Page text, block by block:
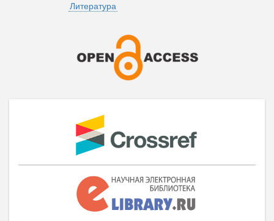
Литература